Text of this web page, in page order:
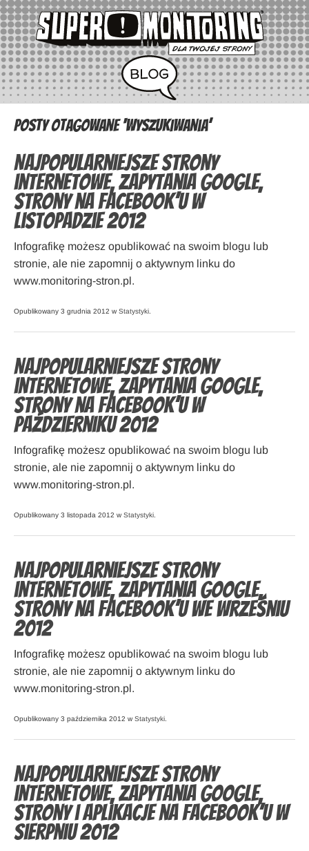
Posty otagowane ‘wyszukiwania’
Najpopularniejsze strony
internetowe, zapytania Google,
strony na Facebook’u w
listopadzie 2012
Infografikę możesz opublikować na swoim blogu lub
stronie, ale nie zapomnij o aktywnym linku do
www.monitoring-stron.pl.
Opublikowany 3 grudnia 2012 w Statystyki
Najpopularniejsze strony
internetowe, zapytania Google,
strony na Facebook’u w
październiku 2012
Infografikę możesz opublikować na swoim blogu lub
stronie, ale nie zapomnij o aktywnym linku do
www.monitoring-stron.pl.
Opublikowany 3 listopada 2012 w Statystyki
Najpopularniejsze strony
internetowe, zapytania Google,
strony na Facebook’u we wrześniu
2012
Infografikę możesz opublikować na swoim blogu lub
stronie, ale nie zapomnij o aktywnym linku do
www.monitoring-stron.pl.
Opublikowany 3 października 2012 w Statystyki
Najpopularniejsze strony
internetowe, zapytania Google,
strony i aplikacje na Facebook’u w
sierpniu 2012